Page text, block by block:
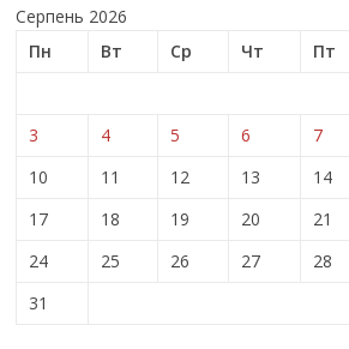
Серпень 2026
Пн
Вт Ср Чт Пт
3
4 5 6 7
10
11 12 13 14
17
18 19 20 21
24
25 26 27 28
31